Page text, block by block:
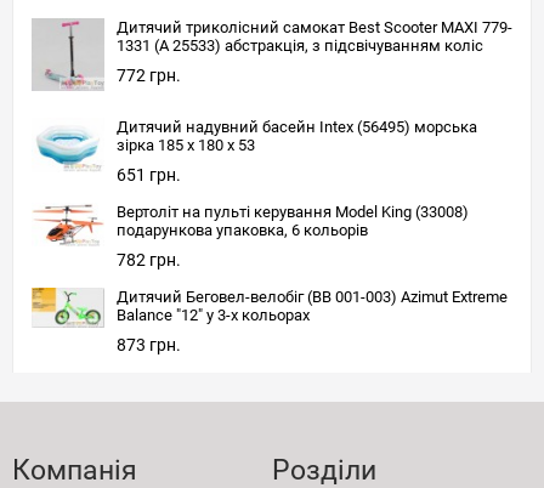
Дитячий триколісний самокат Best Scooter MAXI 779-
1331 (А 25533) абстракція, з підсвічуванням коліс
772 грн.
Дитячий надувний басейн Intex (56495) морська
зірка 185 х 180 х 53
651 грн.
Вертоліт на пульті керування Model King (33008)
подарункова упаковка, 6 кольорів
782 грн.
Дитячий Беговел-велобіг (BB 001-003) Azimut Extreme
Balance "12" у 3-х кольорах
873 грн.
Компанія Розділи